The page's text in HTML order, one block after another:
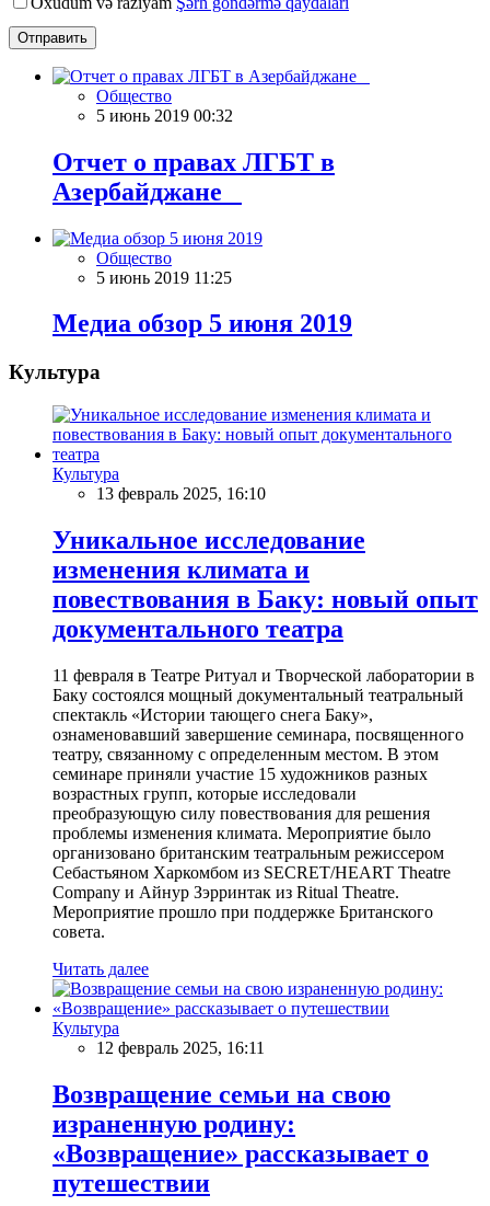
Отправить
Общество
5 июнь 2019 00:32
Отчет о правах ЛГБТ в
Азербайджане
Общество
5 июнь 2019 11:25
Meдиа обзор 5 июня 2019
Культура
Культура
13 февраль 2025, 16:10
Уникальное исследование
изменения климата и
повествования в Баку: новый опыт
документального театра
11 февраля в Театре Ритуал и Творческой лаборатории в
Баку состоялся мощный документальный театральный
спектакль «Истории тающего снега Баку»,
ознаменовавший завершение семинара, посвященного
театру, связанному с определенным местом. В этом
семинаре приняли участие 15 художников разных
возрастных групп, которые исследовали
преобразующую силу повествования для решения
проблемы изменения климата. Мероприятие было
организовано британским театральным режиссером
Себастьяном Харкомбом из SECRET/HEART Theatre
Company и Айнур Зэрринтак из Ritual Theatre.
Мероприятие прошло при поддержке Британского
совета.
Читать далее
Культура
12 февраль 2025, 16:11
Возвращение семьи на свою
израненную родину:
«Возвращение» рассказывает о
путешествии